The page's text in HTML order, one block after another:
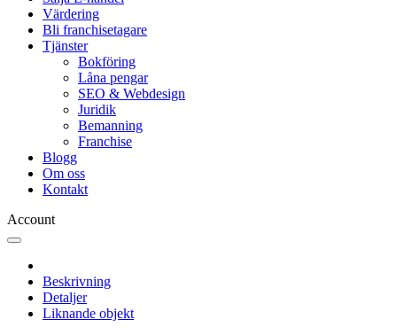
Värdering
Bli franchisetagare
Tjänster
Bokföring
Låna pengar
SEO & Webdesign
Juridik
Bemanning
Franchise
Blogg
Om oss
Kontakt
Account
Beskrivning
Detaljer
Liknande objekt